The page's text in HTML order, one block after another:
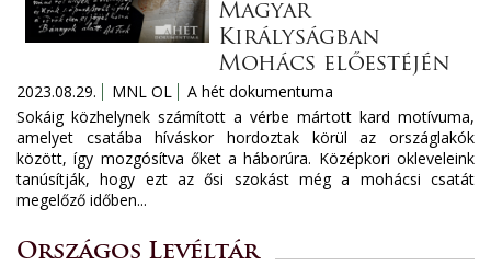
Magyar
Királyságban
Mohács előestéjén
2023.08.29. MNL OL
A hét dokumentuma
Sokáig közhelynek számított a vérbe mártott kard motívuma,
amelyet csatába híváskor hordoztak körül az országlakók
között, így mozgósítva őket a háborúra. Középkori okleveleink
tanúsítják, hogy ezt az ősi szokást még a mohácsi csatát
megelőző időben...
Országos Levéltár